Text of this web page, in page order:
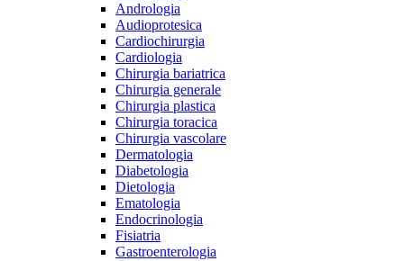
Andrologia
Audioprotesica
Cardiochirurgia
Cardiologia
Chirurgia bariatrica
Chirurgia generale
Chirurgia plastica
Chirurgia toracica
Chirurgia vascolare
Dermatologia
Diabetologia
Dietologia
Ematologia
Endocrinologia
Fisiatria
Gastroenterologia